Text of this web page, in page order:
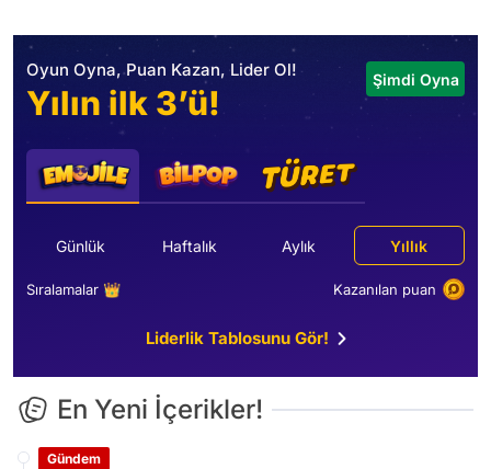
Oyun Oyna, Puan Kazan, Lider Ol!
Yılın ilk 3’ü!
Şimdi Oyna
Günlük Haftalık Aylık Yıllık
Sıralamalar 👑 Kazanılan puan
Liderlik Tablosunu Gör!
En Yeni İçerikler!
Gündem